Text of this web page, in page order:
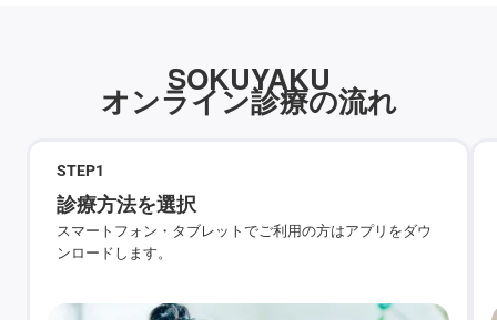
SOKUYAKU
オンライン診療の流れ
STEP1
診療方法を選択
スマートフォン・タブレットでご利用の方はアプリをダウ
ンロードします。